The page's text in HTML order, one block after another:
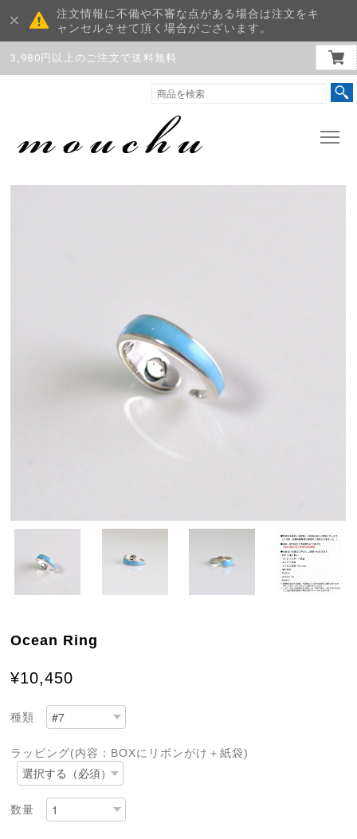
注文情報に不備や不審な点がある場合は注文をキ
ャンセルさせて頂く場合がございます。
3,980円以上のご注文で送料無料
Ocean Ring
¥10,450
種類
ラッピング(内容：BOXにリボンがけ＋紙袋)
数量